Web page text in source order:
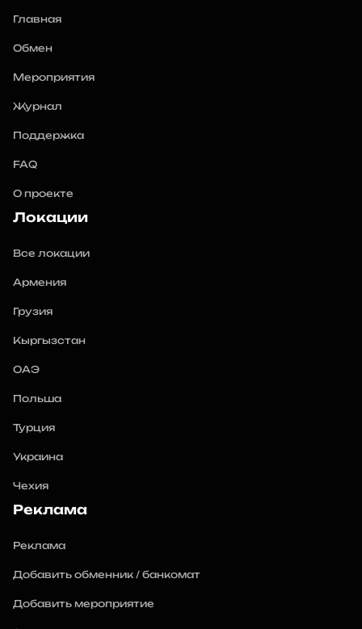
Главная
Обмен
Мероприятия
Журнал
Поддержка
FAQ
О проекте
Локации
Все локации
Армения
Грузия
Кыргызстан
ОАЭ
Польша
Турция
Украина
Чехия
Реклама
Реклама
Добавить обменник / банкомат
Добавить мероприятие